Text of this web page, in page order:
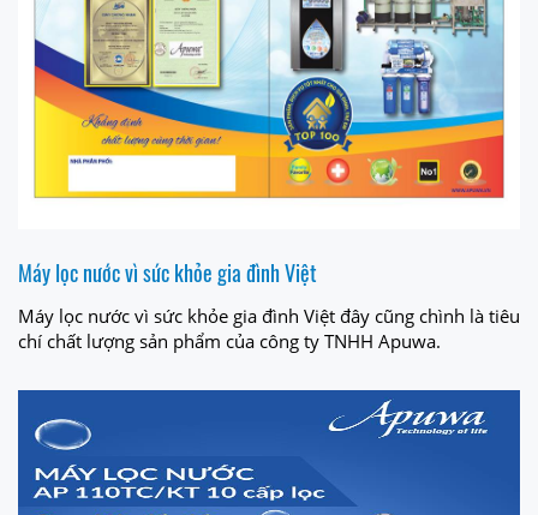
Máy lọc nước vì sức khỏe gia đình Việt
Máy lọc nước vì sức khỏe gia đình Việt đây cũng chình là tiêu
chí chất lượng sản phẩm của công ty TNHH Apuwa.